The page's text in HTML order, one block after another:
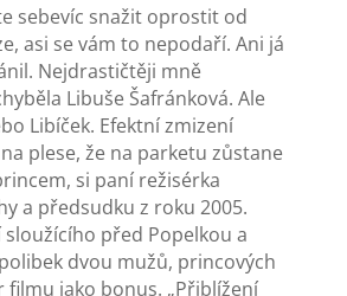
sebevíc snažit oprostit od
asi se vám to nepodaří. Ani já
Nejdrastičtěji mně
Libuše Šafránková. Ale
Libíček. Efektní zmizení
plese, že na parketu zůstane
si paní režisérka
a předsudku z roku 2005.
před Popelkou a
dvou mužů, princových
filmu jako bonus. „Přiblížení